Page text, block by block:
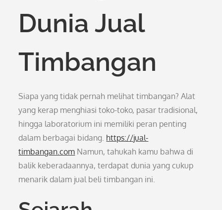
Dunia Jual
Timbangan
Siapa yang tidak pernah melihat timbangan? Alat
yang kerap menghiasi toko-toko, pasar tradisional,
hingga laboratorium ini memiliki peran penting
dalam berbagai bidang. https://jual-
timbangan.com Namun, tahukah kamu bahwa di
balik keberadaannya, terdapat dunia yang cukup
menarik dalam jual beli timbangan ini.